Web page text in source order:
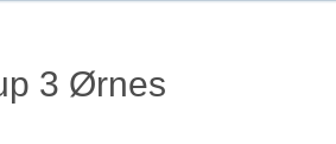
3 Ørnes